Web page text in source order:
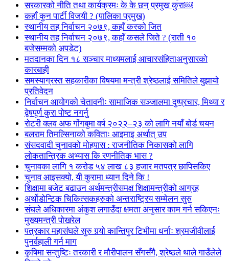
सरकारको नीति तथा कार्यक्रमः के के छन् प्रमुख कुरा￼
कहाँ कुन पार्टी विजयी ? (पालिका प्रमुख)
स्थानीय तह निर्वाचन २०७९, कहाँ कस्को जित
स्थानीय तह निर्वाचन २०७९, कहाँ कसले जिते ? (राती १०
बजेसम्मको अपडेट)
मतदानका दिन १८ सञ्चार माध्यमलाई आचारसंहिताअनुसारको
कारबाही
समस्याग्रस्त सहकारीका विषयमा मन्त्री श्रेष्ठलाई समितिले बुझायो
प्रतिवेदन
निर्वाचन आयोगको चेतावनीः सामाजिक सञ्जालमा दुष्प्रचार, मिथ्या र
द्वेषपूर्ण कुरा पोष्ट नगर्नु
रोटरी क्लव अफ गोंगबुमा वर्ष २०२२–२३ को लागि नयाँ बोर्ड चयन
बलराम तिमल्सिनाको कविताः आइमाइ अर्थात् उप
संसदवादी चुनावको मोहपास : राजनीतिक निकासको लागि
लोकतान्त्रिक अभ्यास कि रणनीतिक भास ?
चुनावका लागि १ करोड ५४ लाख ८३ हजार मतपत्र छापिसकिए
चुनाव आइसक्यो, यी कुरामा ध्यान दिने कि !
शिक्षामा बजेट बढाउन अर्थमन्त्रीसमक्ष शिक्षामन्त्रीको आग्रह
अर्थोडोन्टिक चिकित्सकहरुको अन्तराष्ट्रिय सम्मेलन सुरु
संघले अधिकारमा अंकुश लगाउँदा क्षमता अनुसार काम गर्न सकिएनः
मुख्यमन्त्री पोखरेल
पत्रकार महासंघले सुरु गर्‍यो कान्तिपुर टिभीमा धर्नाः श्रमजीवीलाई
पुनर्वहाली गर्न माग
कृषिमा सन्तुष्टिः तरकारी र मौरीपालन सँगसँगै, श्रेष्ठले थाले गाउँलेले